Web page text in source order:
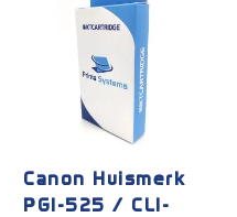
Canon Huismerk
PGI-525 / CLI-
worden